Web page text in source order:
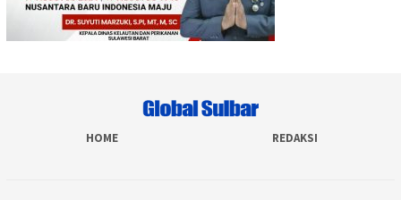
HOME REDAKSI